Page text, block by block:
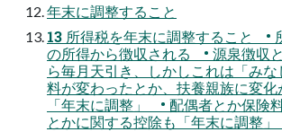
年末に調整すること
13 所得税を年末に調整すること •
の所得から徴収される • 源泉徴収
ら毎月天引き、しかしこれは「み
料が変わったとか、扶養親族に変
「年末に調整」 • 配偶者とか保険
とかに関する控除も「年末に調整」